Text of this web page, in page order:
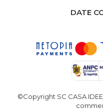
DATE
©Copyright SC CASA